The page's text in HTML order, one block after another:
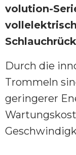
volution-
Durch die
Trommeln
geringerer